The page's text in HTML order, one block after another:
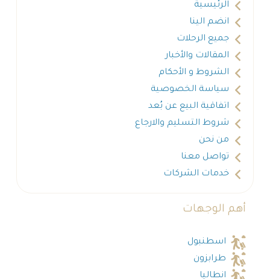
الرئيسية
انضم الينا
جميع الرحلات
المقالات والأخبار
الشروط و الأحكام
سياسة الخصوصية
اتفاقية البيع عن بُعد
شروط التسليم والارجاع
من نحن
تواصل معنا
خدمات الشركات
أهم الوجهات
اسطنبول
طرابزون
انطاليا